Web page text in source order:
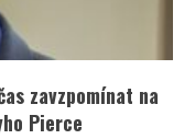
zavzpomínat na
Pierce